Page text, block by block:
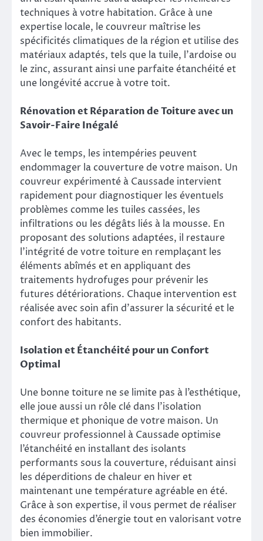
techniques à votre habitation. Grâce à une
expertise locale, le couvreur maîtrise les
spécificités climatiques de la région et utilise des
matériaux adaptés, tels que la tuile, l’ardoise ou
le zinc, assurant ainsi une parfaite étanchéité et
une longévité accrue à votre toit.
Rénovation et Réparation de Toiture avec un
Savoir-Faire Inégalé
Avec le temps, les intempéries peuvent
endommager la couverture de votre maison. Un
couvreur expérimenté à Caussade intervient
rapidement pour diagnostiquer les éventuels
problèmes comme les tuiles cassées, les
infiltrations ou les dégâts liés à la mousse. En
proposant des solutions adaptées, il restaure
l’intégrité de votre toiture en remplaçant les
éléments abîmés et en appliquant des
traitements hydrofuges pour prévenir les
futures détériorations. Chaque intervention est
réalisée avec soin afin d’assurer la sécurité et le
confort des habitants.
Isolation et Étanchéité pour un Confort
Optimal
Une bonne toiture ne se limite pas à l’esthétique,
elle joue aussi un rôle clé dans l’isolation
thermique et phonique de votre maison. Un
couvreur professionnel à Caussade optimise
l’étanchéité en installant des isolants
performants sous la couverture, réduisant ainsi
les déperditions de chaleur en hiver et
maintenant une température agréable en été.
Grâce à son expertise, il vous permet de réaliser
des économies d’énergie tout en valorisant votre
bien immobilier.